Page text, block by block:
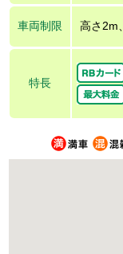
車両制限 高さ2m
特長